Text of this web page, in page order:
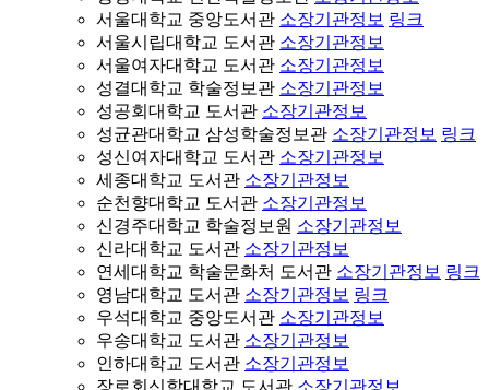
서울대학교 중앙도서관 소장기관정보 링크
서울시립대학교 도서관 소장기관정보
서울여자대학교 도서관 소장기관정보
성결대학교 학술정보관 소장기관정보
성공회대학교 도서관 소장기관정보
성균관대학교 삼성학술정보관 소장기관정보 링크
성신여자대학교 도서관 소장기관정보
세종대학교 도서관 소장기관정보
순천향대학교 도서관 소장기관정보
신경주대학교 학술정보원 소장기관정보
신라대학교 도서관 소장기관정보
연세대학교 학술문화처 도서관 소장기관정보 링크
영남대학교 도서관 소장기관정보 링크
우석대학교 중앙도서관 소장기관정보
우송대학교 도서관 소장기관정보
인하대학교 도서관 소장기관정보
장로회신학대학교 도서관 소장기관정보